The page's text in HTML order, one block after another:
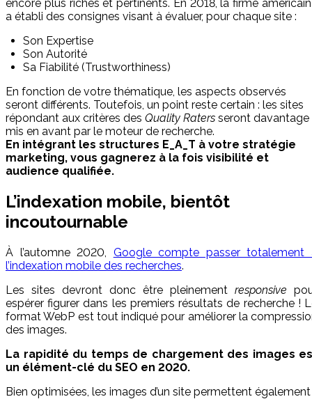
encore plus riches et pertinents. En 2018, la firme
a établi des consignes visant à évaluer, pour chaque site :
Son Expertise
Son Autorité
Sa Fiabilité (Trustworthiness)
En fonction de votre thématique, les aspects observés
seront différents. Toutefois, un point reste certain : les sites
répondant aux critères des Quality Raters seront davantage
mis en avant par le moteur de recherche.
En intégrant les structures E_A_T à votre stratégie
marketing, vous gagnerez à la fois visibilité et
audience qualifiée.
L’indexation mobile, bientôt
incoutournable
À l’automne 2020, Google compte passer totalement
l’indexation mobile des recherches.
Les sites devront donc être pleinement responsive
espérer figurer dans les premiers résultats de recherche !
format WebP est tout indiqué pour améliorer la
des images.
La rapidité du temps de chargement des images
un élément-clé du SEO en 2020.
Bien optimisées, les images d’un site permettent également